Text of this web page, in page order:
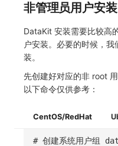
非管理员用户安装
DataKit 安装需要比较高
户安装。必要的时候，
装。
先创建好对应的非 root
以下命令仅供参考：
CentOS/RedHat
# 创建系统用户组